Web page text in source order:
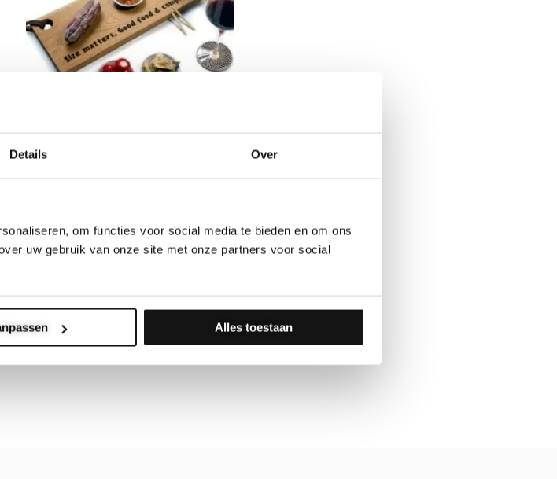
Details Over
om functies voor social media te bieden en om ons
uw gebruik van onze site met onze partners voor social
Alles toestaan
Planche à boissons avec
Note
sur 5
€37.50 – €47.50